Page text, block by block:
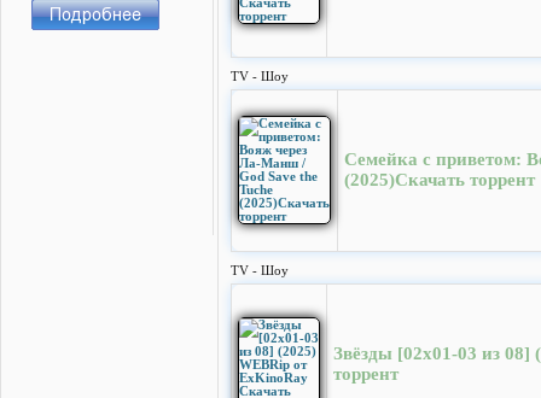
TV - Шоу
Семейка с приветом:
(2025)Скачать торрент
TV - Шоу
Звёзды [02x01-03 из 08]
торрент